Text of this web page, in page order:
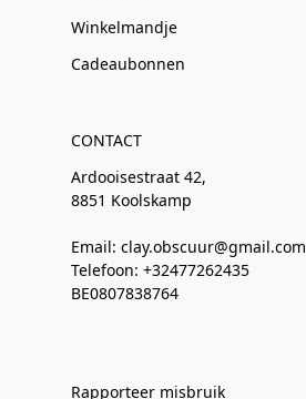
Winkelmandje
Cadeaubonnen
CONTACT
Ardooisestraat 42,
8851 Koolskamp
Email: clay.obscuur@gmail.com
Telefoon: +32477262435
BE0807838764
Rapporteer misbruik